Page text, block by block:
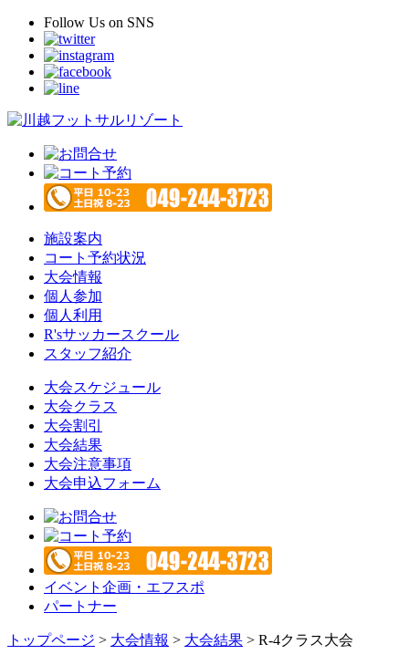
Follow Us on SNS
施設案内
コート予約状況
大会情報
個人参加
個人利用
R'sサッカースクール
スタッフ紹介
大会スケジュール
大会クラス
大会割引
大会結果
大会注意事項
大会申込フォーム
イベント企画・エフスポ
パートナー
トップページ > 大会情報 > 大会結果 > R-4クラス大会